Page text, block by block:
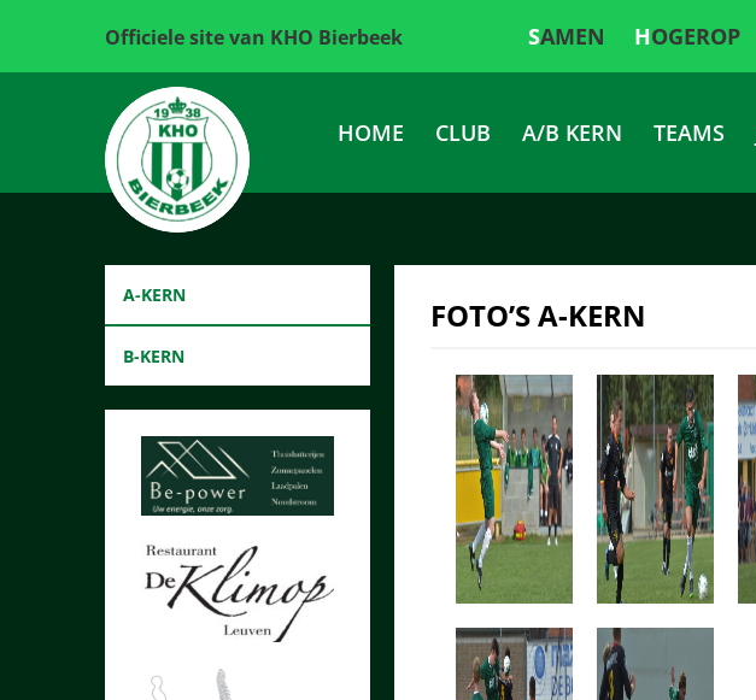
Officiele site van KHO Bierbeek SAMEN HOGEROP
HOME CLUB A/B KERN TEAMS
A-KERN
B-KERN
FOTO’S A-KERN